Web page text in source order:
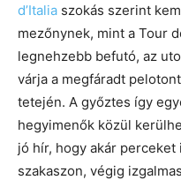
d’Italia szokás szerint
mezőnynek, mint a Tour
legnehzebb befutó, az
várja a megfáradt
tetején. A győztes így
hegyimenők közül
jó hír, hogy akár
szakaszon, végig